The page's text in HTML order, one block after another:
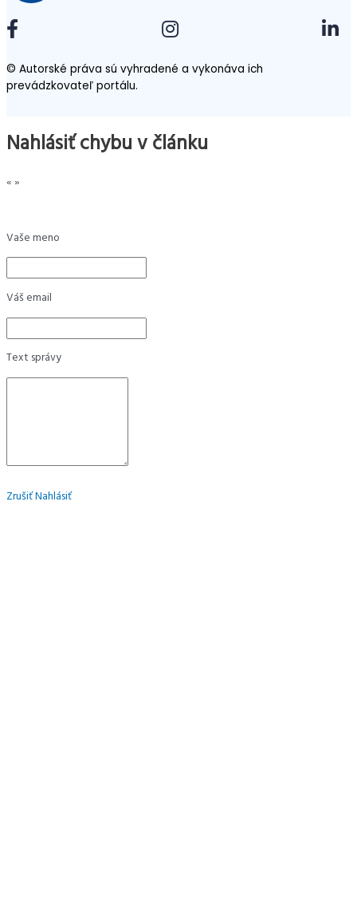
© Autorské práva sú vyhradené a vykonáva ich
prevádzkovateľ portálu.
Nahlásiť chybu v článku
«»
Vaše meno
Váš email
Text správy
ZrušiťNahlásiť